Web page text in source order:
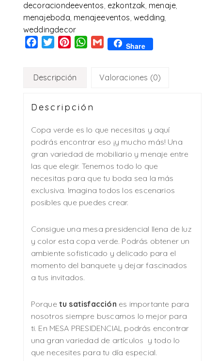
decoraciondeeventos, ezkontzak, menaje,
menajeboda, menajeeventos,wedding,
weddingdecor
Facebook
TwitterPinterestWhatsApp
Gmail Share
Descripción Valoraciones (0)
Descripción
Copa verde es lo que necesitas y aquí
podrás encontrar eso ¡y mucho más! Una
gran variedad de mobiliario y menaje entre
las que elegir. Tenemos todo lo que
necesitas para que tu boda sea la más
exclusiva. Imagina todos los escenarios
posibles que puedes crear.
Consigue una mesa presidencial llena de luz
y color esta copa verde. Podrás obtener un
ambiente sofisticado y delicado para el
momento del banquete y dejar fascinados
a tus invitados.
Porque tu satisfacción es importante para
nosotros siempre buscamos lo mejor para
ti. En MESA PRESIDENCIAL podrás encontrar
una gran variedad de artículos y todo lo
que necesites para tu día especial.